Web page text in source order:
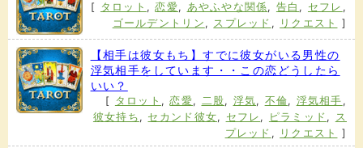
[ タロット ,恋愛, あやふやな関係, 告白 , セフレ ,
ゴールデントリン , スプレッド , リクエスト ]
【相手は彼女もち】すでに彼女がいる男性の
浮気相手をしています・・この恋どうしたら
いい？
[ タロット ,恋愛, 二股, 浮気, 不倫, 浮気相手 ,
彼女持ち , セカンド彼女, セフレ , ピラミッド , ス
プレッド , リクエスト ]